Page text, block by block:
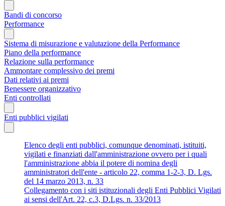
Bandi di concorso
Performance
Sistema di misurazione e valutazione della Performance
Piano della performance
Relazione sulla performance
Ammontare complessivo dei premi
Dati relativi ai premi
Benessere organizzativo
Enti controllati
Enti pubblici vigilati
Elenco degli enti pubblici, comunque denominati, istituiti,
vigilati e finanziati dall'amministrazione ovvero per i quali
l'amministrazione abbia il potere di nomina degli
amministratori dell'ente - articolo 22, comma 1-2-3, D. Lgs.
del 14 marzo 2013, n. 33
Collegamento con i siti istituzionali degli Enti Pubblici Vigilati
ai sensi dell'Art. 22, c.3, D.Lgs. n. 33/2013